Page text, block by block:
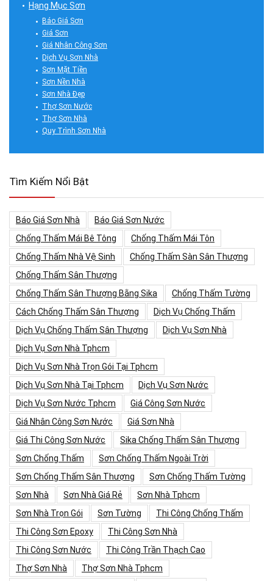
Hạng Mục Sơn
Báo Giá Sơn
Giá Sơn
Giá Nhân Công Sơn
Dịch Vụ Sơn Nhà
Sơn Mặt Tiền
Sơn Nền Nhà
Sơn Nhà Đẹp
Thợ Sơn Nước
Thợ Sơn Nhà
Quy Trình Sơn Nhà
Tìm Kiếm Nổi Bật
Báo Giá Sơn Nhà
Báo Giá Sơn Nước
Chống Thấm Mái Bê Tông
Chống Thấm Mái Tôn
Chống Thấm Nhà Vệ Sinh
Chống Thấm Sàn Sân Thượng
Chống Thấm Sân Thượng
Chống Thấm Sân Thượng Bằng Sika
Chống Thấm Tường
Cách Chống Thấm Sân Thượng
Dịch Vụ Chống Thấm
Dịch Vụ Chống Thấm Sân Thượng
Dịch Vụ Sơn Nhà
Dịch Vụ Sơn Nhà Tphcm
Dịch Vụ Sơn Nhà Trọn Gói Tại Tphcm
Dịch Vụ Sơn Nhà Tại Tphcm
Dịch Vụ Sơn Nước
Dịch Vụ Sơn Nước Tphcm
Giá Công Sơn Nước
Giá Nhân Công Sơn Nước
Giá Sơn Nhà
Giá Thi Công Sơn Nước
Sika Chống Thấm Sân Thượng
Sơn Chống Thấm
Sơn Chống Thấm Ngoài Trời
Sơn Chống Thấm Sân Thượng
Sơn Chống Thấm Tường
Sơn Nhà
Sơn Nhà Giá Rẻ
Sơn Nhà Tphcm
Sơn Nhà Trọn Gói
Sơn Tường
Thi Công Chống Thấm
Thi Công Sơn Epoxy
Thi Công Sơn Nhà
Thi Công Sơn Nước
Thi Công Trần Thạch Cao
Thợ Sơn Nhà
Thợ Sơn Nhà Tphcm